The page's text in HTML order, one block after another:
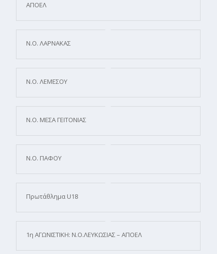
ΑΠΟΕΛ
Ν.Ο. ΛΑΡΝΑΚΑΣ
Ν.Ο. ΛΕΜΕΣΟΥ
Ν.Ο. ΜΕΣΑ ΓΕΙΤΟΝΙΑΣ
Ν.Ο. ΠΑΦΟΥ
Πρωτάθλημα U18
1η ΑΓΩΝΙΣΤΙΚΗ: Ν.Ο.ΛΕΥΚΩΣΙΑΣ – ΑΠΟΕΛ